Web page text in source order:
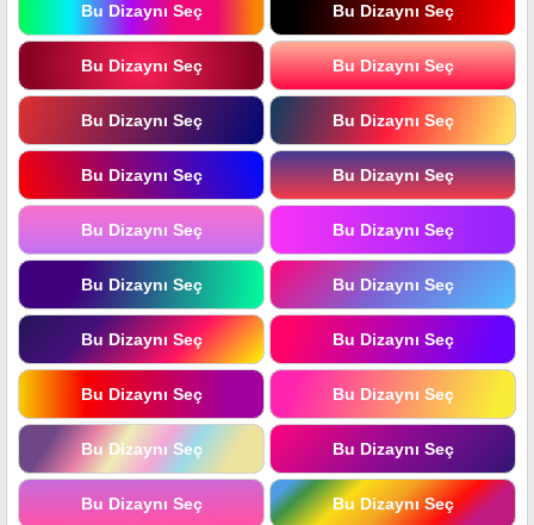
Bu Dizaynı Seç Bu Dizaynı Seç
Bu Dizaynı Seç Bu Dizaynı Seç
Bu Dizaynı Seç Bu Dizaynı Seç
Bu Dizaynı Seç Bu Dizaynı Seç
Bu Dizaynı Seç Bu Dizaynı Seç
Bu Dizaynı Seç Bu Dizaynı Seç
Bu Dizaynı Seç Bu Dizaynı Seç
Bu Dizaynı Seç Bu Dizaynı Seç
Bu Dizaynı Seç Bu Dizaynı Seç
Bu Dizaynı Seç Bu Dizaynı Seç